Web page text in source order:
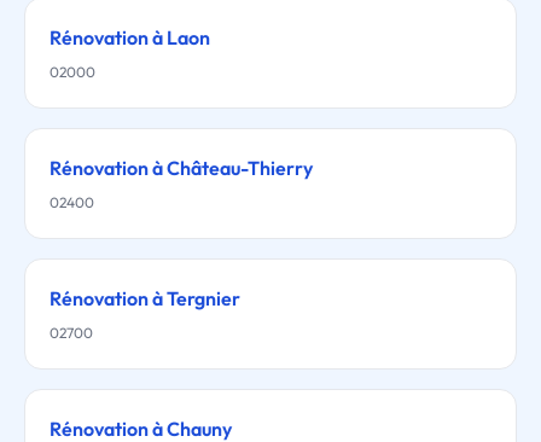
Rénovation à Laon
02000
Rénovation à Château-Thierry
02400
Rénovation à Tergnier
02700
Rénovation à Chauny